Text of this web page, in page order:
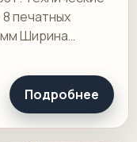
печатных
Ширина
Подробнее